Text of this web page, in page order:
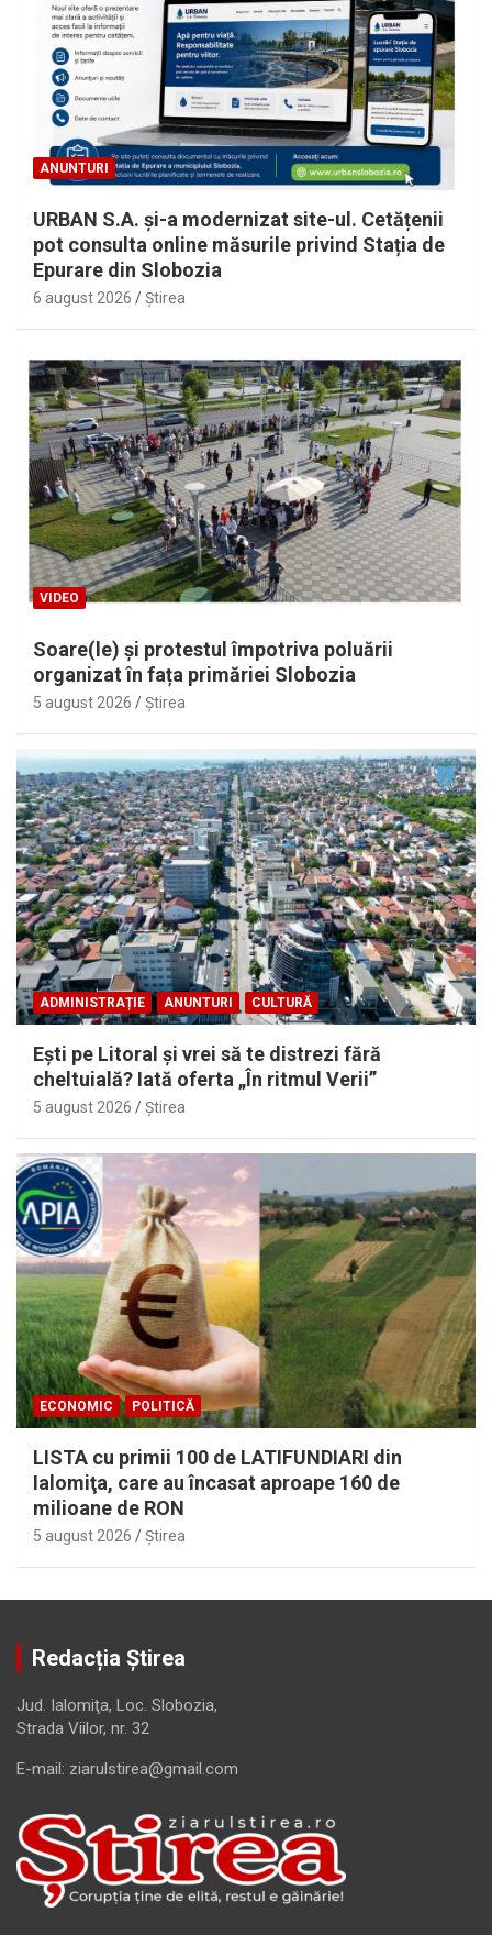
ANUNTURI
URBAN S.A. și-a modernizat site-ul. Cetățenii
pot consulta online măsurile privind Stația de
Epurare din Slobozia
6 august 2026 Ştirea
VIDEO
Soare(le) și protestul împotriva poluării
organizat în fața primăriei Slobozia
5 august 2026 Ştirea
ADMINISTRAȚIE ANUNTURI CULTURĂ
Eşti pe Litoral şi vrei să te distrezi fără
cheltuială? Iată oferta „În ritmul Verii”
5 august 2026 Ştirea
ECONOMIC POLITICĂ
LISTA cu primii 100 de LATIFUNDIARI din
Ialomiţa, care au încasat aproape 160 de
milioane de RON
5 august 2026 Ştirea
Redacția Știrea
Jud. Ialomiţa, Loc. Slobozia,
Strada Viilor, nr. 32
E-mail: ziarulstirea@gmail.com